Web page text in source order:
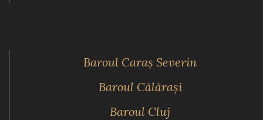
Baroul Caraş Severin
Baroul Călăraşi
Baroul Cluj